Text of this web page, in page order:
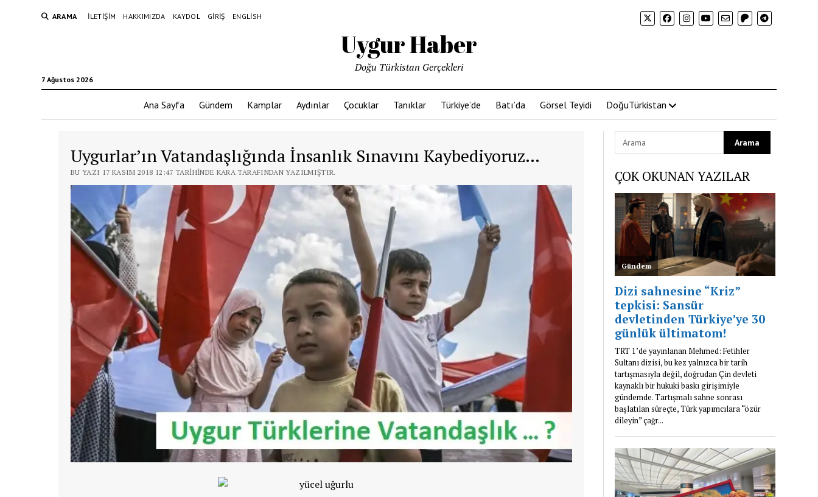
ARAMA İLETIŞIM HAKKIMIZDA KAYDOL GIRIŞ ENGLISH
Uygur Haber
7 Ağustos 2026
Doğu Türkistan Gerçekleri
Ana Sayfa Gündem Kamplar Aydınlar Çocuklar Tanıklar Türkiye’de Batı’da Görsel Teyidi DoğuTürkistan
Uygurlar’ın Vatandaşlığında İnsanlık Sınavını Kaybediyoruz…
BU YAZI 17 KASIM 2018 12:47 TARIHINDE KARA TARAFINDAN YAZILMIŞTIR. ÇOK OKUNAN YAZILAR